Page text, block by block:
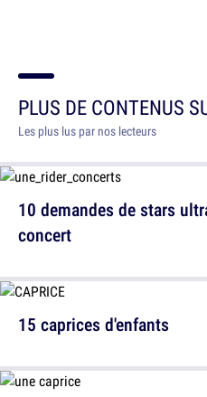
PLUS DE CONTENUS
Les plus lus par nos lecteurs
10 demandes de stars
concert
15 caprices d'enfants